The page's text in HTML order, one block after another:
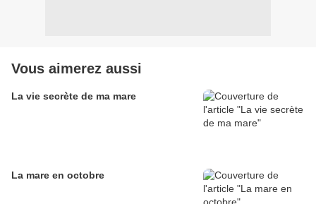
Vous aimerez aussi
La vie secrète de ma mare
La mare en octobre